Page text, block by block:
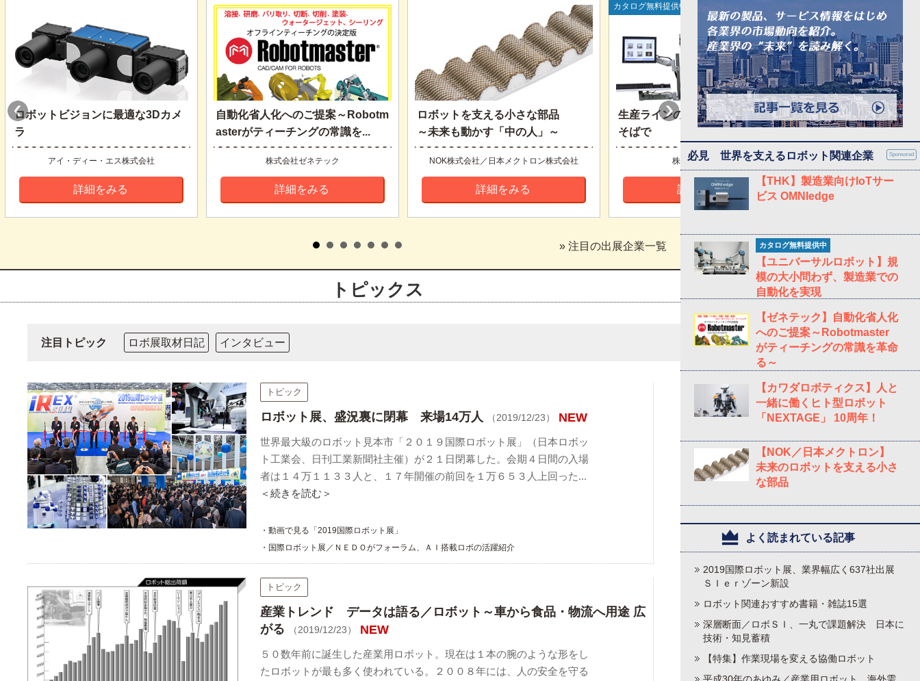
ロボットビジョンに最適な3Dカメ
ラ
アイ・ディー・エス株式会社
詳細をみる
自動化省人化へのご提案～Robotm
asterがティーチングの常識を...
株式会社ゼネテック
詳細をみる
ロボットを支える小さな部品
～未来も動かす「中の人」～
NOK株式会社／日本メクトロン株式会社
詳細をみる
生産ラインの中で、加工機のすぐ
そばで
株式会社ミツトヨ
詳細をみる
カタログ無料提供中
人と一緒に働くヒ
カワダロボティ
詳細を
» 注目の出展企業一覧
トピックス
注目トピック ロボ展取材日記 インタビュー
トピック
ロボット展、盛況裏に閉幕 来場14万人 （2019/12/23） NEW
世界最大級のロボット見本市「２０１９国際ロボット展」（日本ロボッ
ト工業会、日刊工業新聞社主催）が２１日閉幕した。会期４日間の入場
者は１４万１１３３人と、１７年開催の前回を１万６５３人上回った...
＜続きを読む＞
・動画で見る「2019国際ロボット展」
・国際ロボット展／ＮＥＤＯがフォーラム、ＡＩ搭載ロボの活躍紹介
トピック
産業トレンド データは語る／ロボット～車から食品・物流へ用途 広
がる
（2019/12/23） NEW
５０数年前に誕生した産業用ロボット。現在は１本の腕のような形をし
たロボットが最も多く使われている。２００８年には、人の安全を守る
必見 世界を支えるロボット関連企業 Sponsored
【THK】製造業向けIoTサー
ビス OMNIedge
カタログ無料提供中
【ユニバーサルロボット】規
模の大小問わず、製造業での
自動化を実現
【ゼネテック】自動化省人化
へのご提案～Robotmaster
がティーチングの常識を革命
る～
【カワダロボティクス】人と
一緒に働くヒト型ロボット
「NEXTAGE」 10周年！
【NOK／日本メクトロン】
未来のロボットを支える小さ
な部品
よく読まれている記事
2019国際ロボット展、業界幅広く637社出展
ＳＩｅｒゾーン新設
ロボット関連おすすめ書籍・雑誌15選
深層断面／ロボＳＩ、一丸で課題解決 日本に
技術・知見蓄積
【特集】作業現場を変える協働ロボット